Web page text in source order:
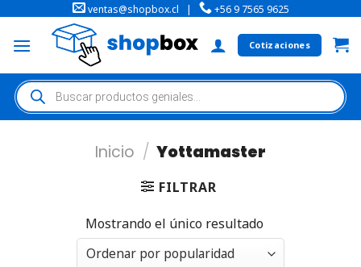
ventas@shopbox.cl | +56 9 7565 9625
Cotizaciones
Inicio / Yottamaster
FILTRAR
Mostrando el único resultado